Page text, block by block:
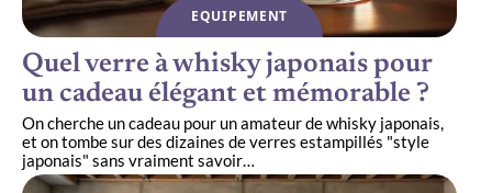
EQUIPEMENT
Quel verre à whisky japonais pour
un cadeau élégant et mémorable ?
On cherche un cadeau pour un amateur de whisky japonais,
et on tombe sur des dizaines de verres estampillés "style
japonais" sans vraiment savoir…